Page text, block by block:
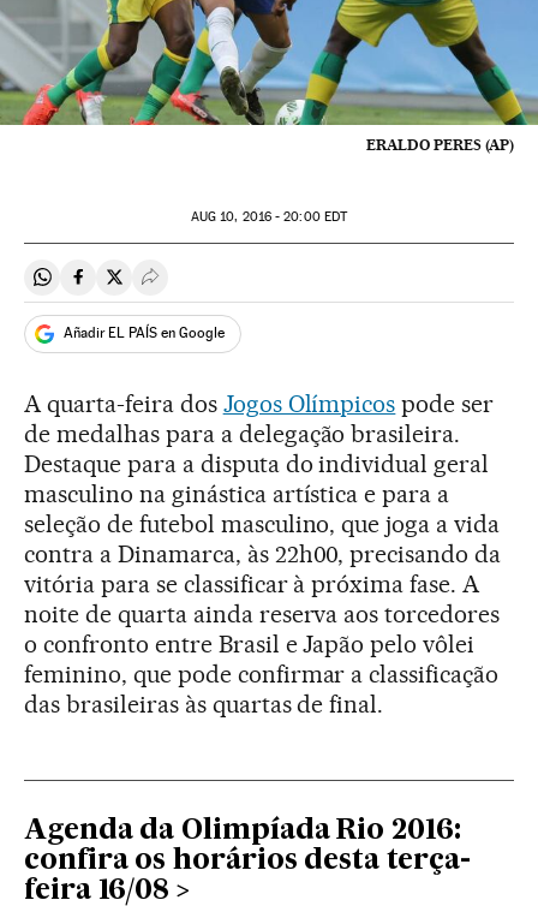
ERALDO PERES (AP)
AUG 10, 2016 - 20:00EDT
Compartir en Whatsapp
Compartir en Facebook
Compartir en Twitter
Desplegar Redes Sociales
Añadir EL PAÍS en Google
A quarta-feira dos Jogos Olímpicos pode ser
de medalhas para a delegação brasileira.
Destaque para a disputa do individual geral
masculino na ginástica artística e para a
seleção de futebol masculino, que joga a vida
contra a Dinamarca, às 22h00, precisando da
vitória para se classificar à próxima fase. A
noite de quarta ainda reserva aos torcedores
o confronto entre Brasil e Japão pelo vôlei
feminino, que pode confirmar a classificação
das brasileiras às quartas de final.
Agenda da Olimpíada Rio 2016:
confira os horários desta terça-
feira 16/08